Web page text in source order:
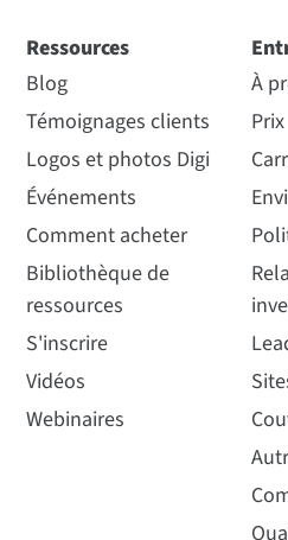
✓
Accès à la méta-digi-
correctifs
✓
✓
Nombre de produits pris en
Digi ConnectCore Services
supplémentaire (même
principal)
CC-SEC-ENT-
Comment acheter
caractéristiques des produits
ConnectCore® system-on-
module (SOM)
Voir la fiche
technique
Services en nuage
Connectivité intégrée de la
Ressources
Blog
Témoignages clients
Logos et photos Digi
Événements
Comment acheter
Bibliothèque de
ressources
S'inscrire
Vidéos
Webinaires
À
Prix